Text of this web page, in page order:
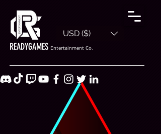
USD ($)
READYGAMES Entertainment Co.